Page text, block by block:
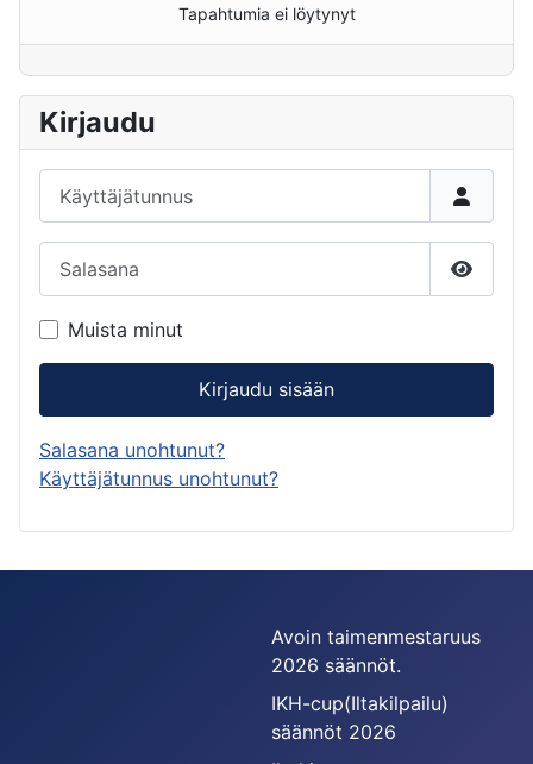
Tapahtumia ei löytynyt
Kirjaudu
Näytä
Muista minut
Kirjaudu sisään
Salasana unohtunut?
Käyttäjätunnus unohtunut?
Avoin taimenmestaruus
2026 säännöt.
IKH-cup(Iltakilpailu)
säännöt 2026